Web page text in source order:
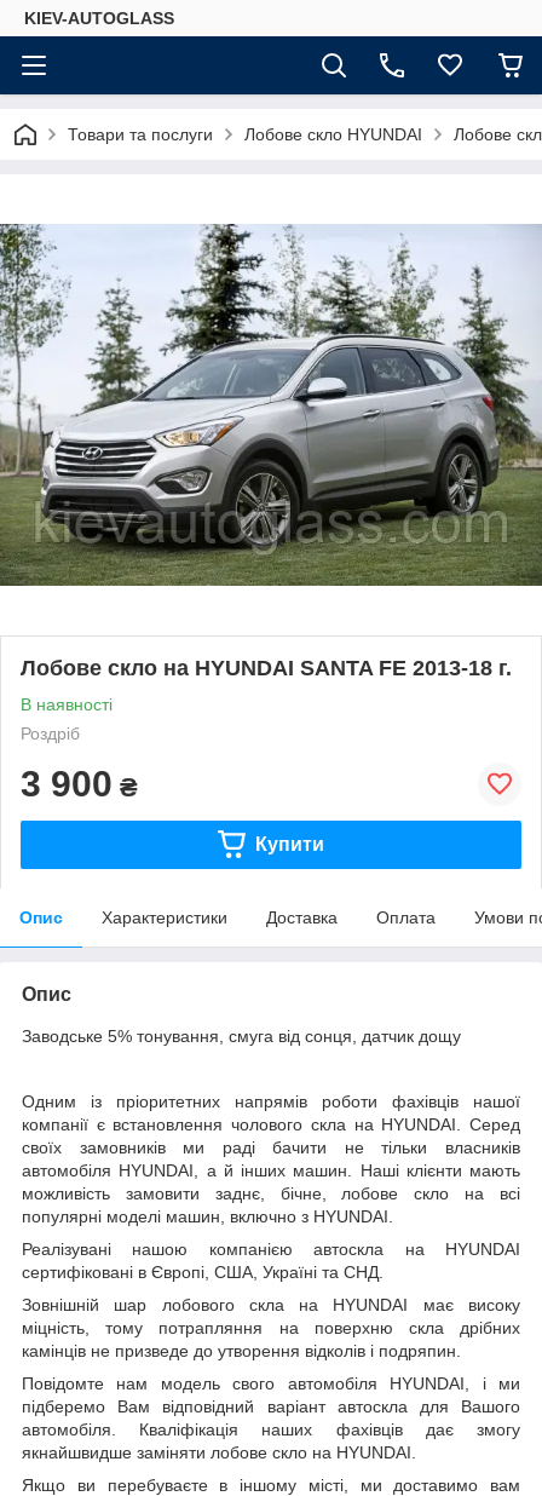
KIEV-AUTOGLASS
Товари та послуги Лобове скло HYUNDAI Лобове
Лобове скло на HYUNDAI SANTA FE 2013-18 г.
В наявності
Роздріб
3 900 ₴
Купити
Опис Характеристики Доставка Оплата Умови
Опис
Заводське 5% тонування, смуга від сонця, датчик дощу
Одним із пріоритетних напрямів роботи фахівців нашої
компанії є встановлення чолового скла на HYUNDAI. Серед
своїх замовників ми раді бачити не тільки власників
автомобіля HYUNDAI, а й інших машин. Наші клієнти мають
можливість замовити заднє, бічне, лобове скло на всі
популярні моделі машин, включно з HYUNDAI.
Реалізувані нашою компанією автоскла на HYUNDAI
сертифіковані в Європі, США, Україні та СНД.
Зовнішній шар лобового скла на HYUNDAI має високу
міцність, тому потрапляння на поверхню скла дрібних
камінців не призведе до утворення відколів і подряпин.
Повідомте нам модель свого автомобіля HYUNDAI, і ми
підберемо Вам відповідний варіант автоскла для Вашого
автомобіля. Кваліфікація наших фахівців дає змогу
якнайшвидше заміняти лобове скло на HYUNDAI.
Якщо ви перебуваєте в іншому місті, ми доставимо вам